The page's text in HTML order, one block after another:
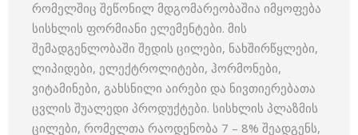
რომელშიც შეწონილ მდგომარეობაშია იმყოფება
სისხლის ფორმიანი ელემენტები. მის
შემადგენლობაში შედის ცილები, ნახშირწყლები,
ლიპიდები, ელექტროლიტები, ჰორმონები,
ვიტამინები, გახსნილი აირები და ნივთიერებათა
ცვლის შუალედი პროდუქტები. სისხლის პლაზმის
ცილები, რომელთა რაოდენობა 7 – 8% შეადგენს,